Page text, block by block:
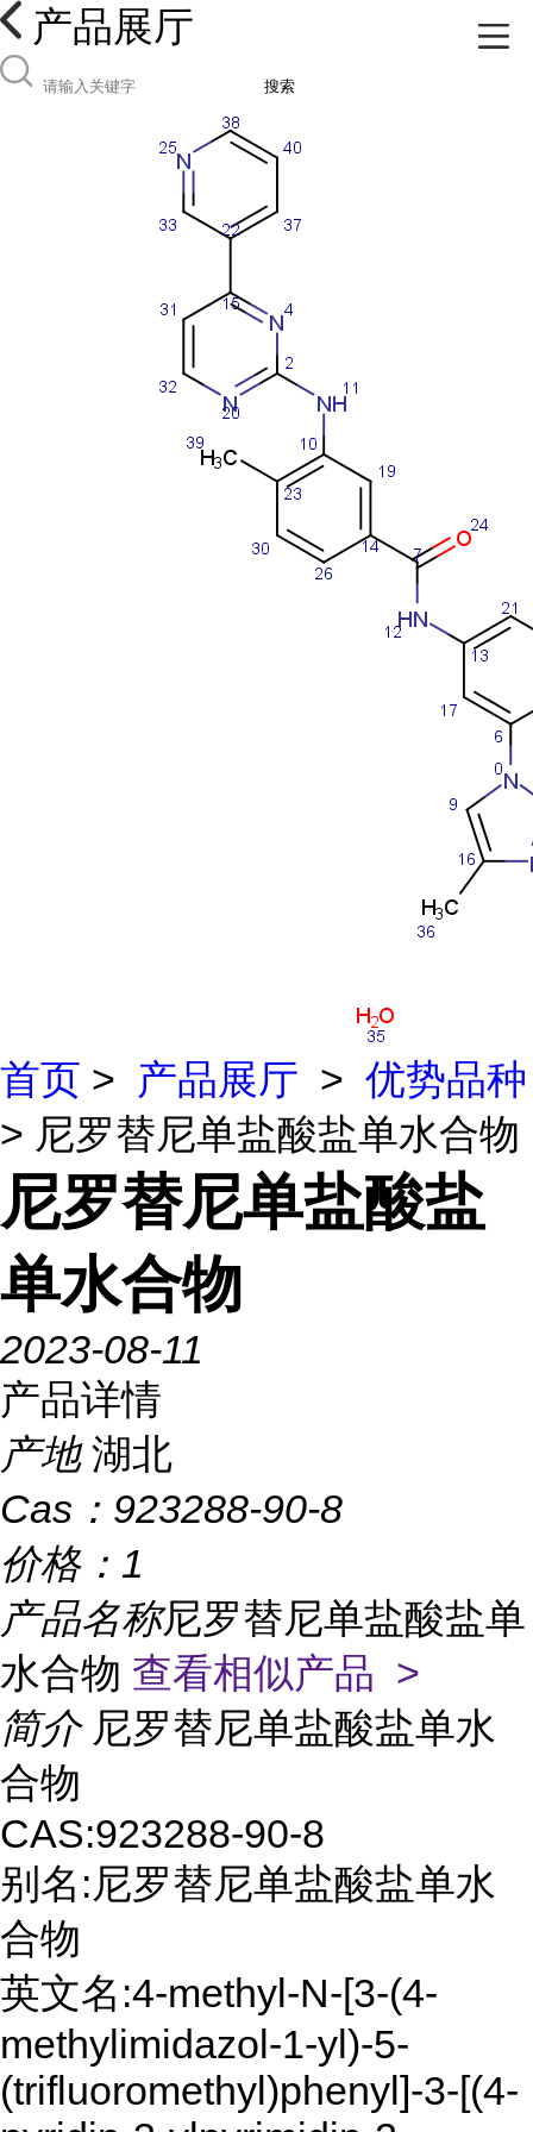
产品展厅
搜索
首页 > 产品展厅 > 优势品种
> 尼罗替尼单盐酸盐单水合物
尼罗替尼单盐酸盐
单水合物
2023-08-11
产品详情
产地 湖北
Cas： 923288-90-8
价格： 1
产品名称尼罗替尼单盐酸盐单
水合物 查看相似产品 >
简介 尼罗替尼单盐酸盐单水
合物
CAS:923288-90-8
别名:尼罗替尼单盐酸盐单水
合物
英文名:4-methyl-N-[3-(4-
methylimidazol-1-yl)-5-
(trifluoromethyl)phenyl]-3-[(4-